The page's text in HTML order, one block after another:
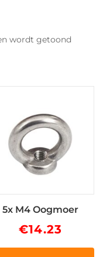
wordt getoond
5x M4 Oogmoer
€14.23